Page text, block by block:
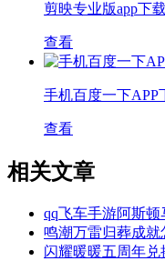
剪映专业版app下
查看
手机百度一下APP
查看
相关文章
qq飞车手游阿斯
鸣潮万雷归葬成
闪耀暖暖五周年